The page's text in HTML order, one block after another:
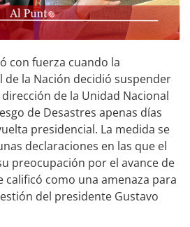
con fuerza cuando la
la Nación decidió suspender
de la Unidad Nacional
de Desastres apenas días
presidencial. La medida se
declaraciones en las que el
preocupación por el avance de
como una amenaza para
del presidente Gustavo